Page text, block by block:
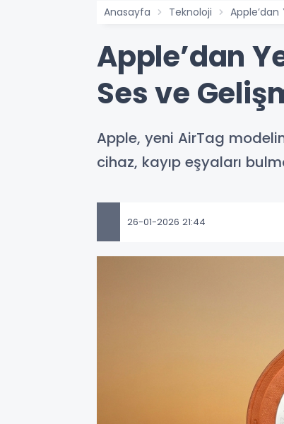
Anasayfa Teknoloji
Apple’dan
Ses ve
Apple, yeni AirTag
cihaz, kayıp eşyaları
26-01-2026 21:44